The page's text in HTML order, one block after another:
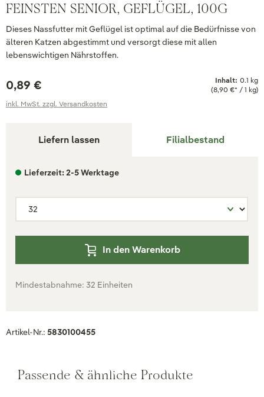
FEINSTEN SENIOR, GEFLÜGEL, 100G
Dieses Nassfutter mit Geflügel ist optimal auf die Bedürfnisse von
älteren Katzen abgestimmt und versorgt diese mit allen
lebenswichtigen Nährstoffen.
0,89 € Inhalt: 0.1 kg
(8,90 €* / 1 kg)
inkl. MwSt. zzgl. Versandkosten
Liefern lassen Filialbestand
Lieferzeit: 2-5 Werktage
In den Warenkorb
Mindestabnahme: 32 Einheiten
Artikel-Nr.: 5830100455
Passende & ähnliche Produkte